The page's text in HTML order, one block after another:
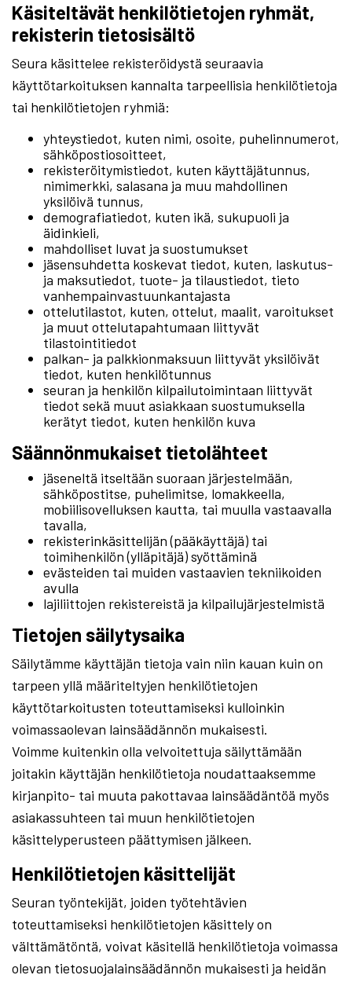
Käsiteltävät henkilötietojen ryhmät,
rekisterin tietosisältö
Seura käsittelee rekisteröidystä seuraavia
käyttötarkoituksen kannalta tarpeellisia henkilötietoja
tai henkilötietojen ryhmiä:
yhteystiedot, kuten nimi, osoite, puhelinnumerot,
sähköpostiosoitteet,
rekisteröitymistiedot, kuten käyttäjätunnus,
nimimerkki, salasana ja muu mahdollinen
yksilöivä tunnus,
demografiatiedot, kuten ikä, sukupuoli ja
äidinkieli,
mahdolliset luvat ja suostumukset
jäsensuhdetta koskevat tiedot, kuten, laskutus-
ja maksutiedot, tuote- ja tilaustiedot, tieto
vanhempainvastuunkantajasta
ottelutilastot, kuten, ottelut, maalit, varoitukset
ja muut ottelutapahtumaan liittyvät
tilastointitiedot
palkan- ja palkkionmaksuun liittyvät yksilöivät
tiedot, kuten henkilötunnus
seuran ja henkilön kilpailutoimintaan liittyvät
tiedot sekä muut asiakkaan suostumuksella
kerätyt tiedot, kuten henkilön kuva
Säännönmukaiset tietolähteet
jäseneltä itseltään suoraan järjestelmään,
sähköpostitse, puhelimitse, lomakkeella,
mobiilisovelluksen kautta, tai muulla vastaavalla
tavalla,
rekisterinkäsittelijän (pääkäyttäjä) tai
toimihenkilön (ylläpitäjä) syöttäminä
evästeiden tai muiden vastaavien tekniikoiden
avulla
lajiliittojen rekistereistä ja kilpailujärjestelmistä
Tietojen säilytysaika
Säilytämme käyttäjän tietoja vain niin kauan kuin on
tarpeen yllä määriteltyjen henkilötietojen
käyttötarkoitusten toteuttamiseksi kulloinkin
voimassaolevan lainsäädännön mukaisesti.
Voimme kuitenkin olla velvoitettuja säilyttämään
joitakin käyttäjän henkilötietoja noudattaaksemme
kirjanpito- tai muuta pakottavaa lainsäädäntöä myös
asiakassuhteen tai muun henkilötietojen
käsittelyperusteen päättymisen jälkeen.
Henkilötietojen käsittelijät
Seuran työntekijät, joiden työtehtävien
toteuttamiseksi henkilötietojen käsittely on
välttämätöntä, voivat käsitellä henkilötietoja voimassa
olevan tietosuojalainsäädännön mukaisesti ja heidän